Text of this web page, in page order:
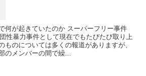
何が起きていたのか スーパーフリー事件
性暴力事件として現在でもたびたび取り上
ものについては多くの報道がありますが、
のメンバーの間で繰...